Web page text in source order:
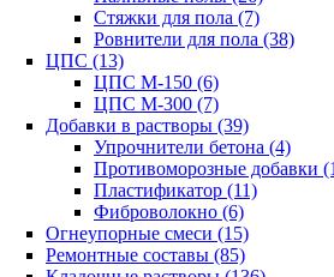
Стяжки для пола (7)
Ровнители для пола (38)
ЦПС (13)
ЦПС М-150 (6)
ЦПС М-300 (7)
Добавки в растворы (39)
Упрочнители бетона (4)
Противоморозные добавки
Пластификатор (11)
Фиброволокно (6)
Огнеупорные смеси (15)
Ремонтные составы (85)